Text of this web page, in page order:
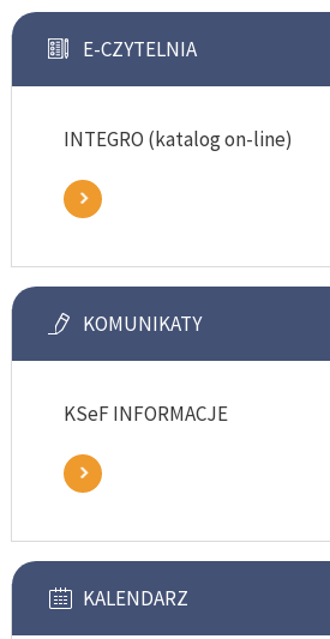
E-CZYTELNIA
INTEGRO (katalog on-line)
KOMUNIKATY
KSeF INFORMACJE
KALENDARZ